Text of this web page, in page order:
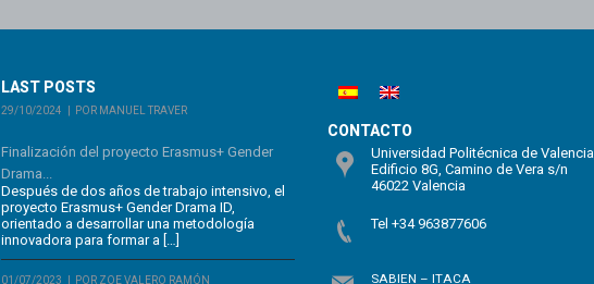
LAST POSTS
29/10/2024 POR MANUEL TRAVER
Finalización del proyecto Erasmus+ Gender
Drama...
Después de dos años de trabajo intensivo, el
proyecto Erasmus+ Gender Drama ID,
orientado a desarrollar una metodología
innovadora para formar a […]
01/07/2023 POR ZOE VALERO RAMÓN
CONTACTO
Universidad Politécnica de Valencia,
Edificio 8G, Camino de Vera s/n
46022 Valencia
Tel +34 963877606
SABIEN – ITACA